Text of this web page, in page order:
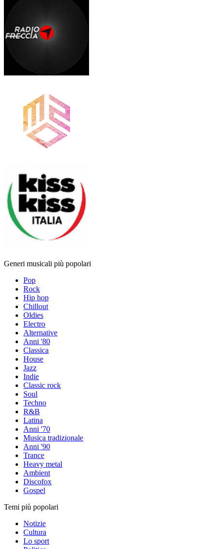
Generi musicali più popolari
Pop
Rock
Hip hop
Chillout
Oldies
Electro
Alternative
Anni '80
Classica
House
Jazz
Indie
Classic rock
Soul
Techno
R&B
Latina
Anni '70
Musica tradizionale
Anni '90
Trance
Heavy metal
Ambient
Discofox
Gospel
Temi più popolari
Notizie
Cultura
Lo sport